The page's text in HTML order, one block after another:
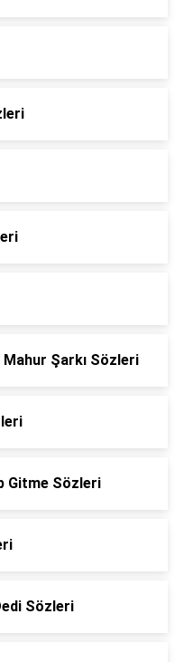
Şarkı Sözleri
Gitme Sözleri
Sözleri